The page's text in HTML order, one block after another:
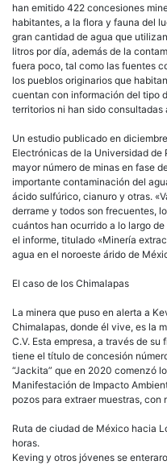
han emitido 422 concesiones
habitantes, a la flora y fauna del
gran cantidad de agua que
litros por día, además de la
fuera poco, tal como las fuentes
los pueblos originarios que
cuentan con información del tipo
territorios ni han sido consultadas
Un estudio publicado en
Electrónicas de la Universidad de
mayor número de minas en fase
importante contaminación del
ácido sulfúrico, cianuro y otras.
derrame y todos son frecuentes,
cuántos han ocurrido a lo largo
el informe, titulado «Minería
agua en el noroeste árido de
El caso de los Chimalapas
La minera que puso en alerta a
Chimalapas, donde él vive, es la
C.V. Esta empresa, a través de su
tiene el título de concesión
“Jackita” que en 2020 comenzó
Manifestación de Impacto
pozos para extraer muestras, con
Ruta de ciudad de México hacia
horas.
Keving y otros jóvenes se